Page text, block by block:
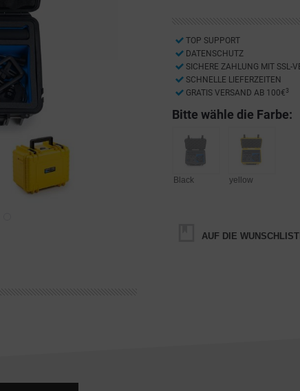
TOP SUPPORT
DATENSCHUTZ
SICHERE ZAHLUNG MIT SSL-
SCHNELLE LIEFERZEITEN
GRATIS VERSAND AB 100€ 3
Bitte wähle die Farbe:
Black yellow
AUF DIE